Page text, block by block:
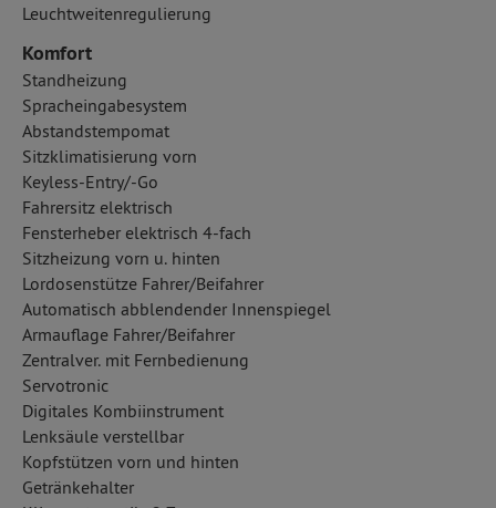
Leuchtweitenregulierung
Komfort
Standheizung
Spracheingabesystem
Abstandstempomat
Sitzklimatisierung vorn
Keyless-Entry/-Go
Fahrersitz elektrisch
Fensterheber elektrisch 4-fach
Sitzheizung vorn u. hinten
Lordosenstütze Fahrer/Beifahrer
Automatisch abblendender Innenspiegel
Armauflage Fahrer/Beifahrer
Zentralver. mit Fernbedienung
Servotronic
Digitales Kombiinstrument
Lenksäule verstellbar
Kopfstützen vorn und hinten
Getränkehalter